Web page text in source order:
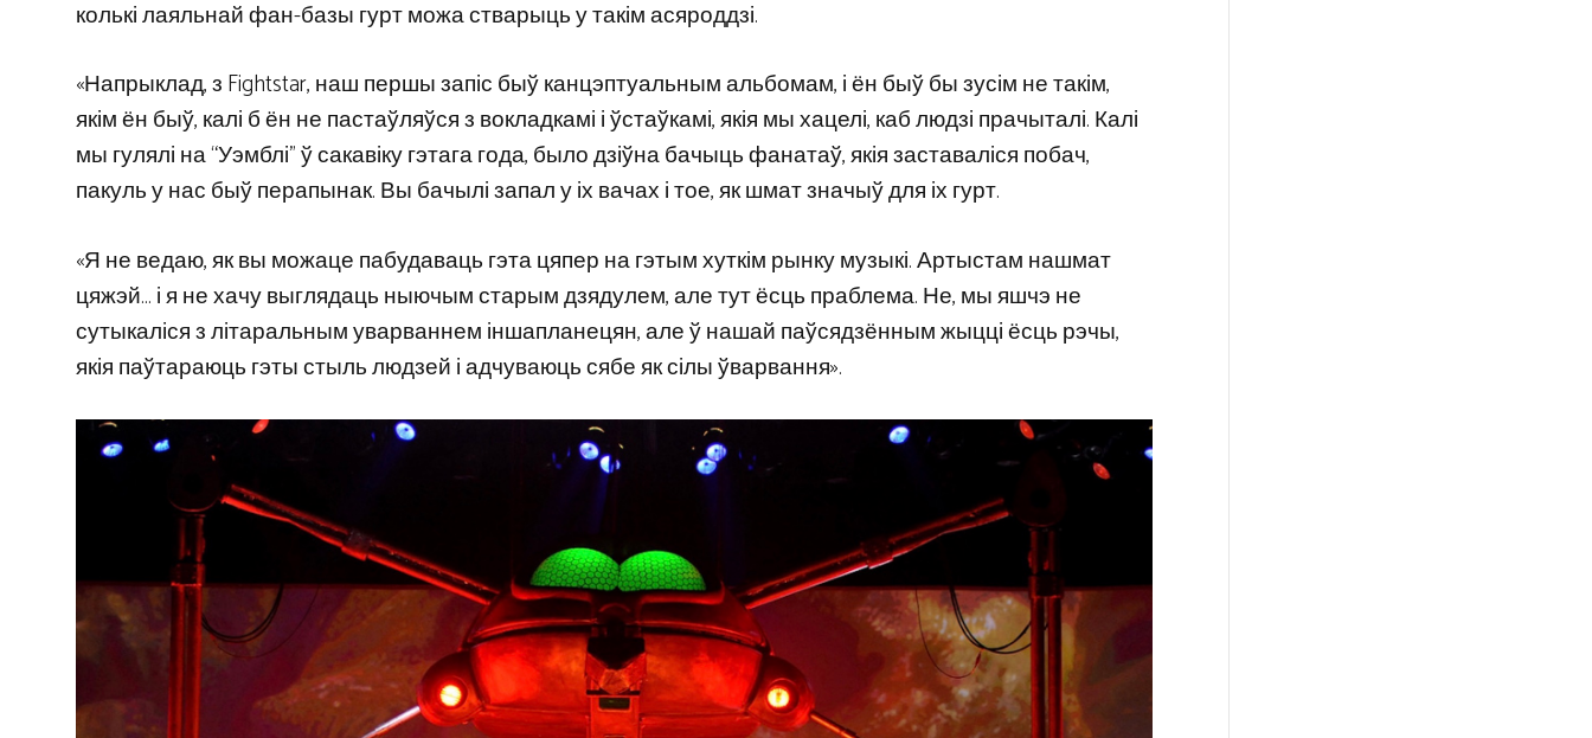
колькі лаяльнай фан-базы гурт можа стварыць у такім асяроддзі.
«Напрыклад, з Fightstar, наш першы запіс быў канцэптуальным альбомам, і ён быў бы зусім не такім,
якім ён быў, калі б ён не пастаўляўся з вокладкамі і ўстаўкамі, якія мы хацелі, каб людзі прачыталі. Калі
мы гулялі на “Уэмблі” ў сакавіку гэтага года, было дзіўна бачыць фанатаў, якія заставаліся побач,
пакуль у нас быў перапынак. Вы бачылі запал у іх вачах і тое, як шмат значыў для іх гурт.
«Я не ведаю, як вы можаце пабудаваць гэта цяпер на гэтым хуткім рынку музыкі. Артыстам нашмат
цяжэй… і я не хачу выглядаць ныючым старым дзядулем, але тут ёсць праблема. Не, мы яшчэ не
сутыкаліся з літаральным уварваннем іншапланецян, але ў нашай паўсядзённым жыцці ёсць рэчы,
якія паўтараюць гэты стыль людзей і адчуваюць сябе як сілы ўварвання».